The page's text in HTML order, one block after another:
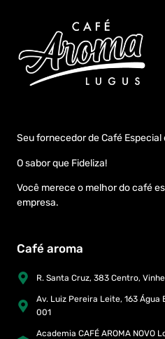
Seu fornecedor de Café
O sabor que Fideliza!
Você merece o melhor do café
empresa.
Café aroma
R. Santa Cruz, 383 Centro,
Av. Luiz Pereira Leite, 163 Água
001
Academia CAFÉ AROMA NOVO